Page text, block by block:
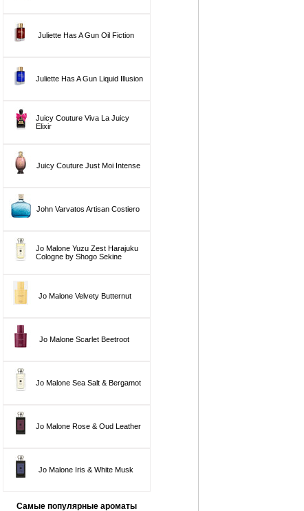
Juliette Has A Gun Oil Fiction
Juliette Has A Gun Liquid Illusion
Juicy Couture Viva La Juicy
Elixir
Juicy Couture Just Moi Intense
John Varvatos Artisan Costiero
Jo Malone Yuzu Zest Harajuku
Cologne by Shogo Sekine
Jo Malone Velvety Butternut
Jo Malone Scarlet Beetroot
Jo Malone Sea Salt & Bergamot
Jo Malone Rose & Oud Leather
Jo Malone Iris & White Musk
Самые популярные ароматы